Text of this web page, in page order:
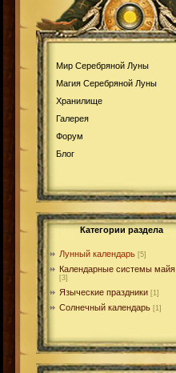
Мир Серебряной Луны
Магия Серебряной Луны
Хранилище
Галерея
Форум
Блог
Категории раздела
Лунный календарь [5]
Календарные системы майя
[3]
Языческие праздники [1]
Солнечный календарь [1]